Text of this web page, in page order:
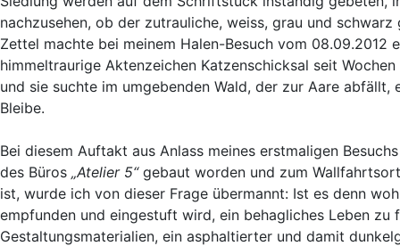
nachzusehen, ob der zutrauliche, weiss, grau und
Zettel machte bei meinem Halen-Besuch vom
himmeltraurige Aktenzeichen Katzenschicksal seit
und sie suchte im umgebenden Wald, der zur Aare
Bleibe.
Bei diesem Auftakt aus Anlass meines erstmaligen
des Büros „Atelier 5“gebaut worden und zum
ist, wurde ich von dieser Frage übermannt: Ist es denn
empfunden und eingestuft wird, ein behagliches Leben zu
Gestaltungsmaterialien, ein asphaltierter und damit